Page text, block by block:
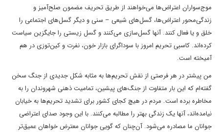
موج‌سواران اعتراض‌ها می‌خواهند از طریق تحریف مضمون صلح‌آمیز و
زندگی‌محور اعتراض‌ها، گسل‌های شیعی – سنی و دیگر گسل‌های اجتماعی را
خلق و یا فعال کنند. آنها گسل‌سازی می‌کنند و گسل زیستی را جایگزین سیاست
کرده‌اند. کاسبی تحریم امروز با سوداگرای بازار خون، نفرت و کین‌توزی در هم
آمیخته است.
من پیشتر در هر فرصتی از نقش تحریم‌ها به مثابه شکل جدیدی از جنگ سخن
گفته‌ام که این بار متفاوت از جنگ‌های پیشین، تمامیت ذهنی شهروندان را به
مخاطره برده است. مردم در هیچ کجای کشور برای تشدید تحریم‌ها به خیابان
نیامده‌اند، آنها یک زندگی بهتر را مطالبه می‌کنند. با این وجود صدای اعتراضی
جوانان ما مصادره می‌شود. آن‌چنان که گویی جوانان معترض خواهان عمیق‌تر